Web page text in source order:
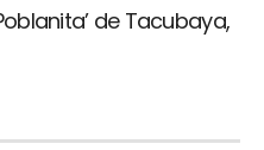
de Tacubaya,